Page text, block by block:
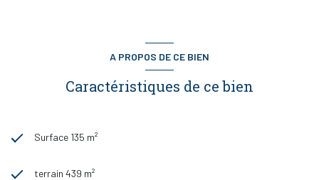
A PROPOS DE CE BIEN
Caractéristiques de ce bien
Surface 135 m²
terrain 439 m²